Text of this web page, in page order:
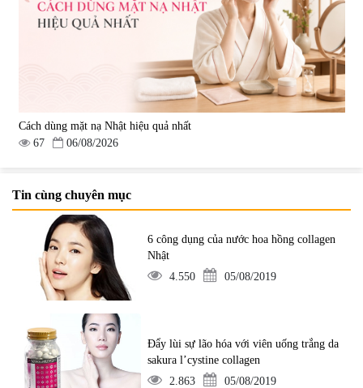
Cách dùng mặt nạ Nhật hiệu quả nhất
67
06/08/2026
Tin cùng chuyên mục
6 công dụng của nước hoa hồng collagen
Nhật
4.550
05/08/2019
Đẩy lùi sự lão hóa với viên uống trắng da
sakura l’cystine collagen
2.863
05/08/2019